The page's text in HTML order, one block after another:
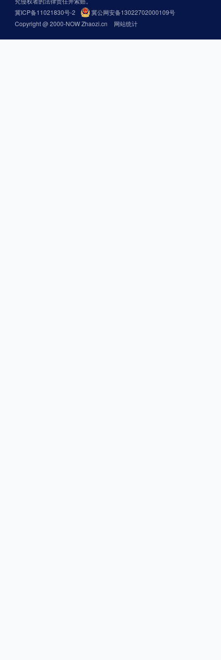
冀ICP备11021830号-2
冀公网安备13022702000109号
Copyright @ 2000-NOW Zhaozi.cn
网站统计